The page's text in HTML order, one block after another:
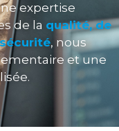
expertise
de la qualité, de
, nous
et une